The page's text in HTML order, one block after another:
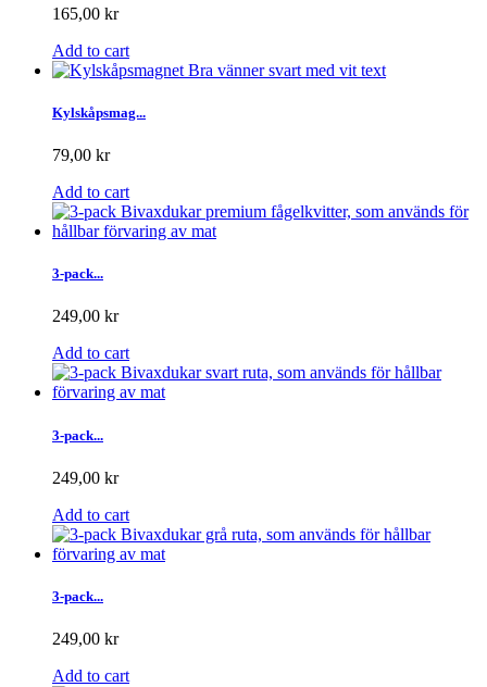
165,00 kr
Add to cart
Kylskåpsmag...
79,00 kr
Add to cart
3-pack...
249,00 kr
Add to cart
3-pack...
249,00 kr
Add to cart
3-pack...
249,00 kr
Add to cart